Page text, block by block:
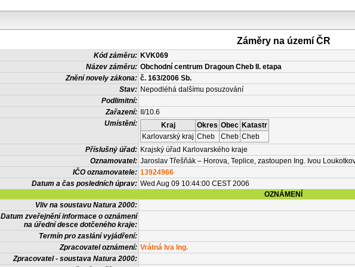
Záměry na území ČR
Kód záměru: KVK069
Název záměru: Obchodní centrum Dragoun Cheb II. etapa
Znění novely zákona: č. 163/2006 Sb.
Stav: Nepodléhá dalšímu posuzování
Podlimitní:
Zařazení:
II/10.6
Umístění:
Kraj Okres Obec Katastr
Karlovarský kraj Cheb Cheb Cheb
Příslušný úřad: Krajský úřad Karlovarského kraje
Oznamovatel: Jaroslav Třešňák – Horova, Teplice, zastoupen Ing. Ivou
IČO oznamovatele: 13924966
Datum a čas posledních úprav: Wed Aug 09 10:44:00 CEST 2006
OZNÁMENÍ
Vliv na soustavu Natura 2000:
Datum zveřejnění informace o oznámení
na úřední desce dotčeného kraje:
Termín pro zaslání vyjádření:
Zpracovatel oznámení: Vrátná Iva Ing.
Zpracovatel - soustava Natura 2000: